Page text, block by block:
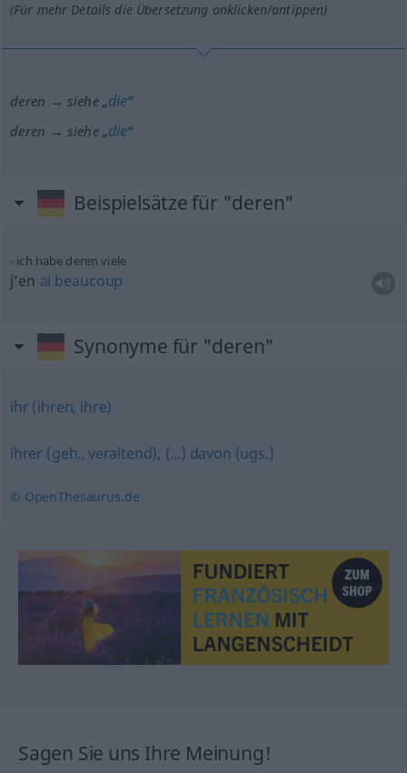
(Für mehr Details die Übersetzung anklicken/antippen)
deren → siehe „die“
deren → siehe „die“
Beispielsätze für "deren"
ich habe deren viele
j’en ai beaucoup
Synonyme für "deren"
ihr (ihren, ihre)
ihrer (geh., veraltend), (...) davon (ugs.)
© OpenThesaurus.de
Sagen Sie uns Ihre Meinung!